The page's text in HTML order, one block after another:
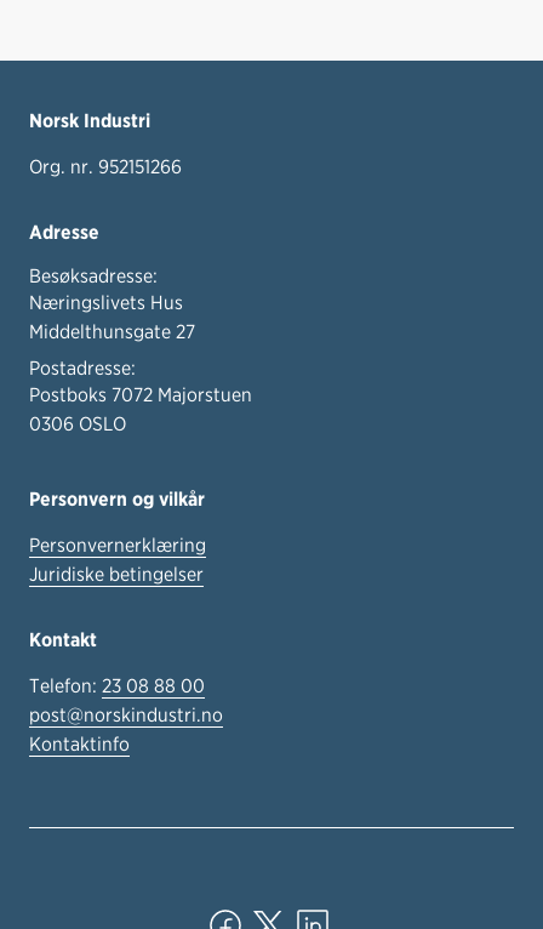
Norsk Industri
Org. nr. 952151266
Adresse
Besøksadresse:
Næringslivets Hus
Middelthunsgate 27
Postadresse:
Postboks 7072 Majorstuen
0306 OSLO
Personvern og vilkår
Personvernerklæring
Juridiske betingelser
Kontakt
Telefon: 23 08 88 00
post@norskindustri.no
Kontaktinfo